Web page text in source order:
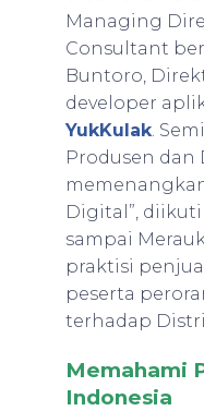
Managing
Consultant
Buntoro,
developer
YukKulak .
Produsen dan
Digital”,
sampai
praktisi
peserta
terhadap
Memahami
Indonesia